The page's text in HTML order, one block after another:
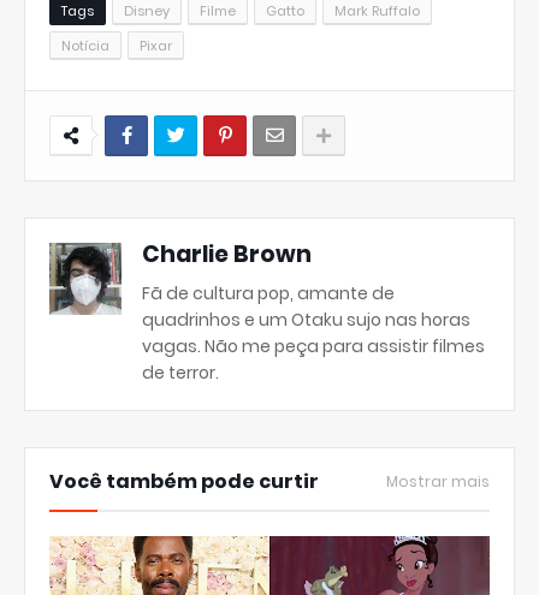
Tags Disney Filme Gatto
Mark Ruffalo
Notícia
Pixar
Charlie Brown
Fã de cultura pop, amante de
quadrinhos e um Otaku sujo nas horas
vagas. Não me peça para assistir filmes
de terror.
Você também pode curtir Mostrar mais